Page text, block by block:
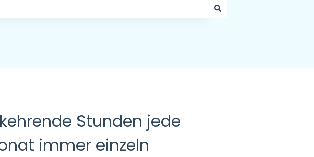
Stunden jede
immer einzeln